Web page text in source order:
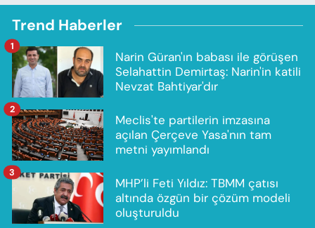
Trend Haberler
Narin Güran'ın babası ile görüşen
Selahattin Demirtaş: Narin'in katili
Nevzat Bahtiyar'dır
1
Meclis'te partilerin imzasına
açılan Çerçeve Yasa'nın tam
metni yayımlandı
2
MHP’li Feti Yıldız: TBMM çatısı
altında özgün bir çözüm modeli
oluşturuldu
3